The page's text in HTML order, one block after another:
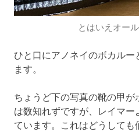
とはいえオー
ひと口にアノネイのボカルー
ます。
ちょうど下の写真の靴の甲
は数知れずですが、レイマ
ています。これはどうして